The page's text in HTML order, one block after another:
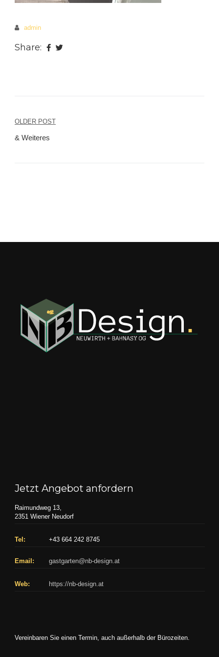
admin
Share:
Beitragsnavigation
OLDER POST
& Weiteres
Jetzt Angebot anfordern
Raimundweg 13,
2351 Wiener Neudorf
Tel: +43 664 242 8745
Email: gastgarten@nb-design.at
Web: https://nb-design.at
Vereinbaren Sie einen Termin, auch außerhalb der Bürozeiten.